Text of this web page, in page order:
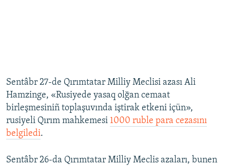
Sentâbr 27-de Qırımtatar Milliy Meclisi azası Ali
Hamzinge, «Rusiyede yasaq olğan cemaat
birleşmesiniñ toplaşuvında iştirak etkeni içün»,
rusiyeli Qırım mahkemesi 1000 ruble para cezasını
belgiledi.
Sentâbr 26-da Qırımtatar Milliy Meclis azaları, bunen